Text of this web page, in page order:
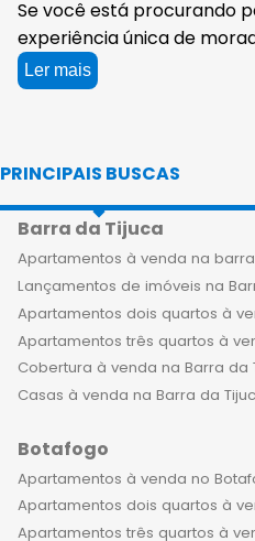
Se você está procurando
experiência única de
de Janeiro, não precisa
do que os apartamentos de
mais icônicas do mundo e
infinidade de comodidades,
empreendimentos de alto
venda oferecem uma
vida incomparável. Imagine-se
acordando todas as
o sol nascer sobre a praia
Copacabana a partir do
seu quarto. Com
você pode desfrutar de uma
sensação de espaço e
não encontrará em
lugares. Aqui, a vida não é apenas
Ler mais
PRINCIPAIS BUSCAS
Barra da Tijuca
Apartamentos à venda na
Lançamentos de imóveis na
Apartamentos dois quartos à
Apartamentos três quartos à
Cobertura à venda na Barra da
Casas à venda na Barra da
Botafogo
Apartamentos à venda no
Apartamentos dois quartos à
Apartamentos três quartos à